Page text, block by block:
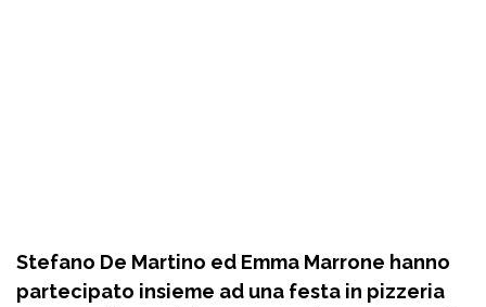
Stefano De Martino ed Emma Marrone hanno
partecipato insieme ad una festa in pizzeria